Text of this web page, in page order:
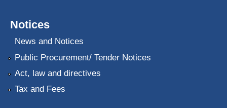
Notices
News and Notices
Public Procurement/ Tender Notices
Act, law and directives
Tax and Fees